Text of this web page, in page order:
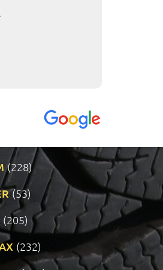
(228)
(53)
(205)
(232)